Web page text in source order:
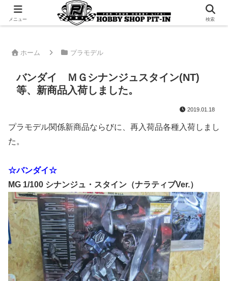
千葉県君津市でラジコンやプラモデルを販売。 ピットインのウェブサイトです
ホーム プラモデル
バンダイ ＭＧシナンジュスタイン(NT)
等、新商品入荷しました。
2019.01.18
プラモデル関係新商品ならびに、再入荷品各種入荷しまし
た。
☆バンダイ☆
MG 1/100 シナンジュ・スタイン（ナラティブVer.）
メニュー 検索